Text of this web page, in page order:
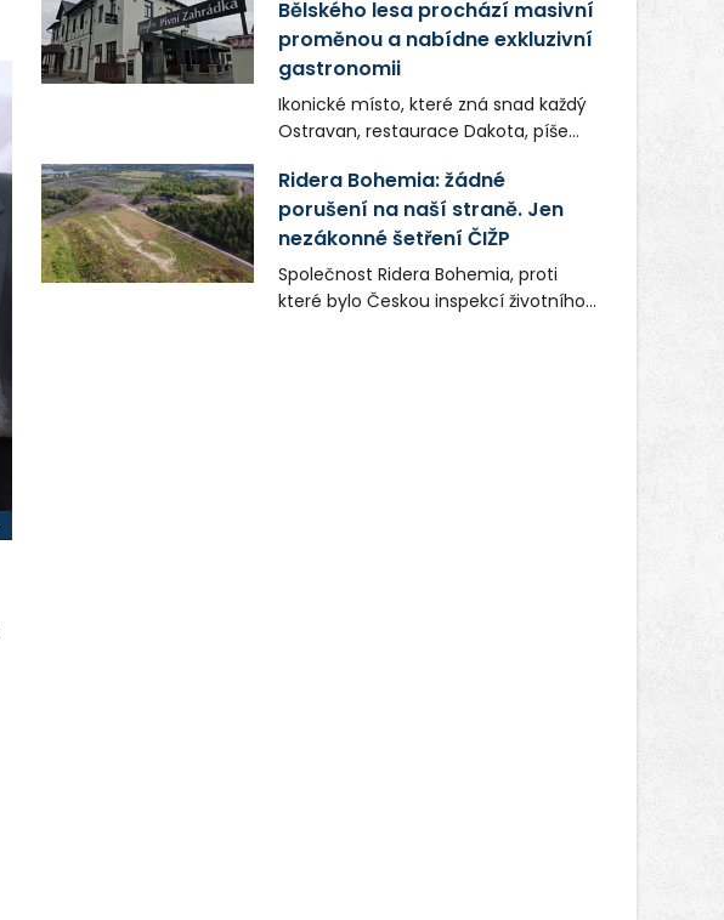
Bělského lesa prochází masivní
proměnou a nabídne exkluzivní
gastronomii
Ikonické místo, které zná snad každý
Ostravan, restaurace Dakota, píše
společnost Dang Investment Group
s.r.o. investuje do projektu přes 50
milionů korun. Cílem je přinést
Ostravě dva špičkové gastronomické
koncepty, které v regionu dosud
chyběly, luxusní středomořskou
Ridera Bohemia: žádné
porušení na naší straně. Jen
nezákonné šetření ČIŽP
Společnost Ridera Bohemia, proti
které bylo Českou inspekcí životního